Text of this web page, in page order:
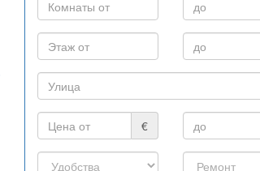
€